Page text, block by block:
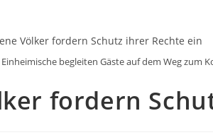
Einheimische begleiten Gäste auf dem Weg zum
fordern